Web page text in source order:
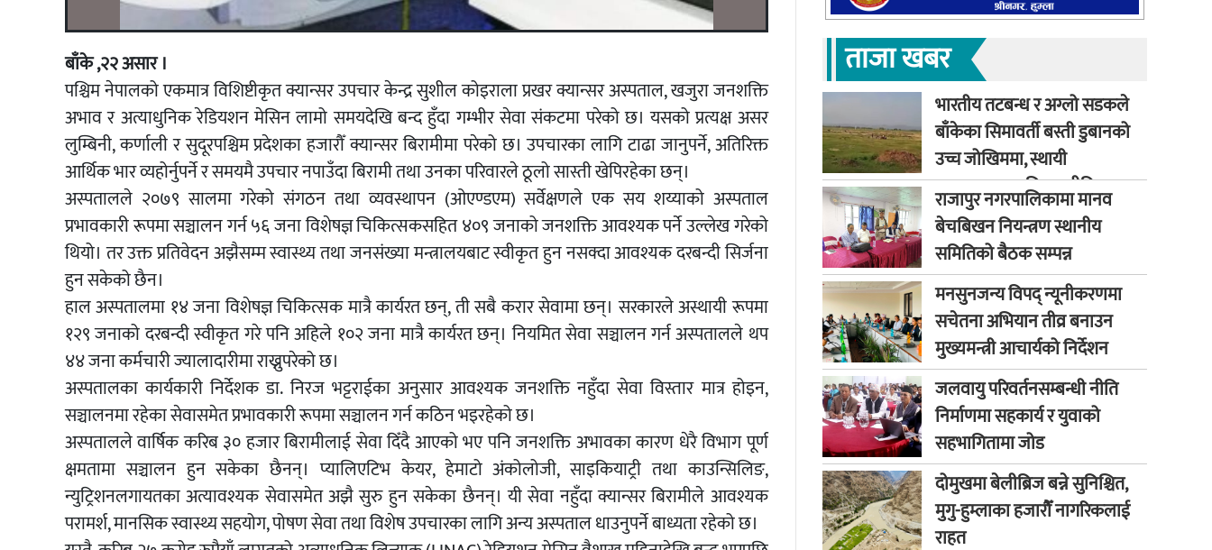
बाँके ,२२ असार ।
पश्चिम नेपालको एकमात्र विशिष्टीकृत क्यान्सर उपचार केन्द्र सुशील कोइराला प्रखर क्यान्सर अस्पताल, खजुरा जनशक्ति
अभाव र अत्याधुनिक रेडियशन मेसिन लामो समयदेखि बन्द हुँदा गम्भीर सेवा संकटमा परेको छ। यसको प्रत्यक्ष असर
लुम्बिनी, कर्णाली र सुदूरपश्चिम प्रदेशका हजारौँ क्यान्सर बिरामीमा परेको छ। उपचारका लागि टाढा जानुपर्ने, अतिरिक्त
आर्थिक भार व्यहोर्नुपर्ने र समयमै उपचार नपाउँदा बिरामी तथा उनका परिवारले ठूलो सास्ती खेपिरहेका छन्।
अस्पतालले २०७९ सालमा गरेको संगठन तथा व्यवस्थापन (ओएण्डएम) सर्वेक्षणले एक सय शय्याको अस्पताल
प्रभावकारी रूपमा सञ्चालन गर्न ५६ जना विशेषज्ञ चिकित्सकसहित ४०९ जनाको जनशक्ति आवश्यक पर्ने उल्लेख गरेको
थियो। तर उक्त प्रतिवेदन अझैसम्म स्वास्थ्य तथा जनसंख्या मन्त्रालयबाट स्वीकृत हुन नसक्दा आवश्यक दरबन्दी सिर्जना
हुन सकेको छैन।
हाल अस्पतालमा १४ जना विशेषज्ञ चिकित्सक मात्रै कार्यरत छन्, ती सबै करार सेवामा छन्। सरकारले अस्थायी रूपमा
१२९ जनाको दरबन्दी स्वीकृत गरे पनि अहिले १०२ जना मात्रै कार्यरत छन्। नियमित सेवा सञ्चालन गर्न अस्पतालले थप
४४ जना कर्मचारी ज्यालादारीमा राख्नुपरेको छ।
अस्पतालका कार्यकारी निर्देशक डा. निरज भट्टराईका अनुसार आवश्यक जनशक्ति नहुँदा सेवा विस्तार मात्र होइन,
सञ्चालनमा रहेका सेवासमेत प्रभावकारी रूपमा सञ्चालन गर्न कठिन भइरहेको छ।
अस्पतालले वार्षिक करिब ३० हजार बिरामीलाई सेवा दिँदै आएको भए पनि जनशक्ति अभावका कारण धेरै विभाग पूर्ण
क्षमतामा सञ्चालन हुन सकेका छैनन्। प्यालिएटिभ केयर, हेमाटो अंकोलोजी, साइकियाट्री तथा काउन्सिलिङ,
न्युट्रिशनलगायतका अत्यावश्यक सेवासमेत अझै सुरु हुन सकेका छैनन्। यी सेवा नहुँदा क्यान्सर बिरामीले आवश्यक
परामर्श, मानसिक स्वास्थ्य सहयोग, पोषण सेवा तथा विशेष उपचारका लागि अन्य अस्पताल धाउनुपर्ने बाध्यता रहेको छ।
ताजा खबर
भारतीय तटबन्ध र अग्लो सडकले
बाँकेका सिमावर्ती बस्ती डुबानको
उच्च जोखिममा, स्थायी
समाधानका लागि कूटनीतिक
पहलको माग
राजापुर नगरपालिकामा मानव
बेचबिखन नियन्त्रण स्थानीय
समितिको बैठक सम्पन्न
मनसुनजन्य विपद् न्यूनीकरणमा
सचेतना अभियान तीव्र बनाउन
मुख्यमन्त्री आचार्यको निर्देशन
जलवायु परिवर्तनसम्बन्धी नीति
निर्माणमा सहकार्य र युवाको
सहभागितामा जोड
दोमुखमा बेलीब्रिज बन्ने सुनिश्चित,
मुगु-हुम्लाका हजारौँ नागरिकलाई
राहत